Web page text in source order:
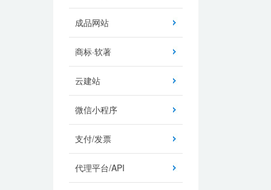
成品网站
商标·软著
云建站
微信小程序
支付/发票
代理平台/API